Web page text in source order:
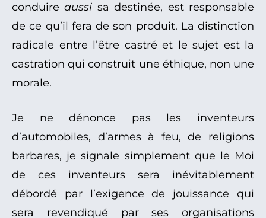
conduireaussi sa destinée, est responsable
de ce qu’il fera de son produit. La distinction
radicale entre l’être castré et le sujet est la
castration qui construit une éthique, non une
morale.
Je ne dénonce pas les inventeurs
d’automobiles, d’armes à feu, de religions
barbares, je signale simplement que le Moi
de ces inventeurs sera inévitablement
débordé par l’exigence de jouissance qui
sera revendiqué par ses organisations